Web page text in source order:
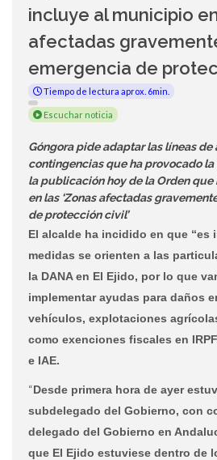
incluye al municipio
afectadas
emergencia de
Tiempo de lectura aprox. 6min.
Escuchar noticia
Góngora pide adaptar las líneas de
contingencias que ha provocado la
la publicación hoy de la Orden
en las ‘Zonas afectadas
de protección civil’
El alcalde ha incidido en que “es
medidas se orienten a las
la DANA en El Ejido, por lo que
implementar ayudas para daños
vehículos, explotaciones
como exenciones fiscales en
e IAE.
“Desde primera hora de ayer
subdelegado del Gobierno, con
delegado del Gobierno en
que El Ejido estuviese dentro de